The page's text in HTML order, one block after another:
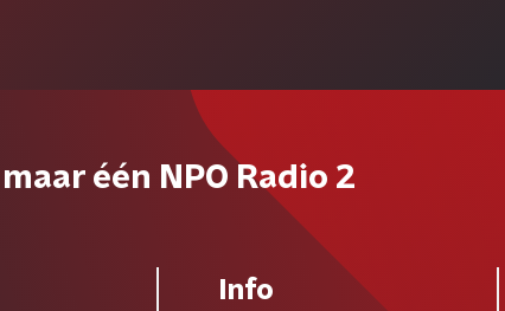
één NPO Radio 2
Info